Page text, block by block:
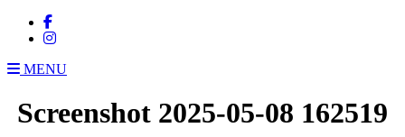
MENU
Screenshot 2025-05-08 162519